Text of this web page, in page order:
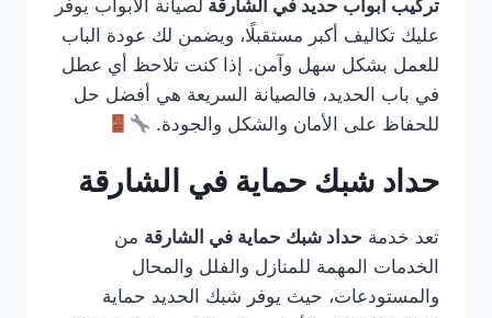
تركيب ابواب حديد في الشارقة لصيانة الأبواب يوفر
عليك تكاليف أكبر مستقبلًا، ويضمن لك عودة الباب
للعمل بشكل سهل وآمن. إذا كنت تلاحظ أي عطل
في باب الحديد، فالصيانة السريعة هي أفضل حل
للحفاظ على الأمان والشكل والجودة.
حداد شبك حماية في الشارقة
تعد خدمة حداد شبك حماية في الشارقة من
الخدمات المهمة للمنازل والفلل والمحال
والمستودعات، حيث يوفر شبك الحديد حماية